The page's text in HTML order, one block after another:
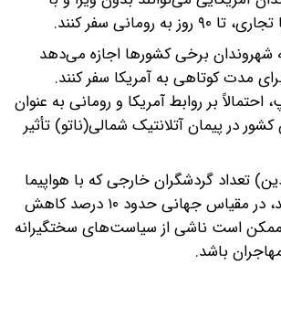
رومانی سفر کنند.
شهروندان برخی کشورها اجازه می‌دهد
مدت کوتاهی به آمریکا سفر کنند.
بر روابط آمریکا و رومانی به عنوان
در پیمان آتلانتیک شمالی(ناتو) تأثیر
تعداد گردشگران خارجی که با هواپیما
به آمریکا سفر کردند، در مقیاس جهانی حدود ۱۰ درصد کاهش
است ناشی از سیاست‌های سختگیرانه
باشد.